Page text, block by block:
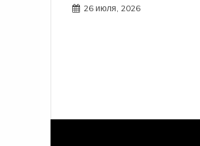
26 июля, 2026